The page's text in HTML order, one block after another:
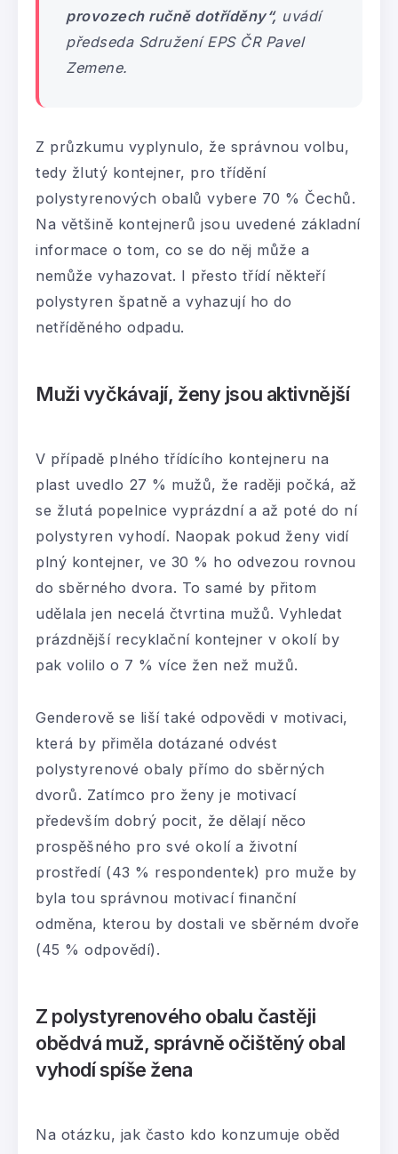
provozech ručně dotříděny“, uvádí
předseda Sdružení EPS ČR Pavel
Zemene.
Z průzkumu vyplynulo, že správnou volbu,
tedy žlutý kontejner, pro třídění
polystyrenových obalů vybere 70 % Čechů.
Na většině kontejnerů jsou uvedené základní
informace o tom, co se do něj může a
nemůže vyhazovat. I přesto třídí někteří
polystyren špatně a vyhazují ho do
netříděného odpadu.
Muži vyčkávají, ženy jsou aktivnější
V případě plného třídícího kontejneru na
plast uvedlo 27 % mužů, že raději počká, až
se žlutá popelnice vyprázdní a až poté do ní
polystyren vyhodí. Naopak pokud ženy vidí
plný kontejner, ve 30 % ho odvezou rovnou
do sběrného dvora. To samé by přitom
udělala jen necelá čtvrtina mužů. Vyhledat
prázdnější recyklační kontejner v okolí by
pak volilo o 7 % více žen než mužů.
Genderově se liší také odpovědi v motivaci,
která by přiměla dotázané odvést
polystyrenové obaly přímo do sběrných
dvorů. Zatímco pro ženy je motivací
především dobrý pocit, že dělají něco
prospěšného pro své okolí a životní
prostředí (43 % respondentek) pro muže by
byla tou správnou motivací finanční
odměna, kterou by dostali ve sběrném dvoře
(45 % odpovědí).
Z polystyrenového obalu častěji
obědvá muž, správně očištěný obal
vyhodí spíše žena
Na otázku, jak často kdo konzumuje oběd